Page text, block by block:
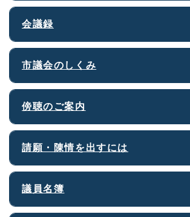
会議録
市議会のしくみ
傍聴のご案内
請願・陳情を出すには
議員名簿